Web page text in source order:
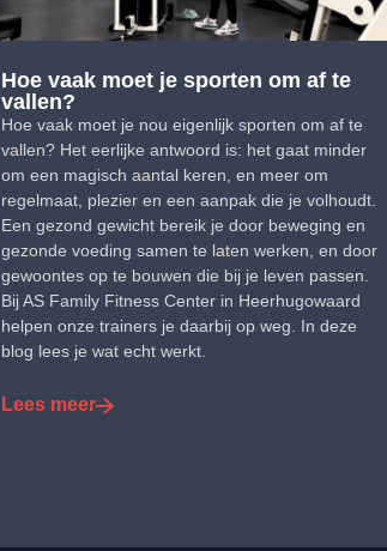
Hoe vaak moet je sporten om af te
vallen?
Hoe vaak moet je nou eigenlijk sporten om af te
vallen? Het eerlijke antwoord is: het gaat minder
om een magisch aantal keren, en meer om
regelmaat, plezier en een aanpak die je volhoudt.
Een gezond gewicht bereik je door beweging en
gezonde voeding samen te laten werken, en door
gewoontes op te bouwen die bij je leven passen.
Bij AS Family Fitness Center in Heerhugowaard
helpen onze trainers je daarbij op weg. In deze
blog lees je wat echt werkt.
Lees meer